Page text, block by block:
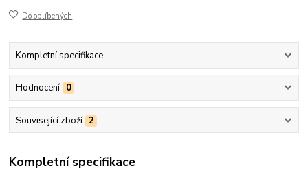
Do oblíbených
Kompletní specifikace
Hodnocení 0
Související zboží 2
Kompletní specifikace